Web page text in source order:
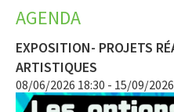
CONTACT
INSCRIPTIONS 2026
LE LYCÉE
AGENDA
EXPOSITION- PROJETS
ARTISTIQUES
08/06/2026 18:30 - 15/09/